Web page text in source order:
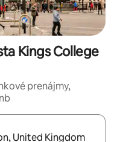
Kings College
prenájmy,
si ich prechádzať